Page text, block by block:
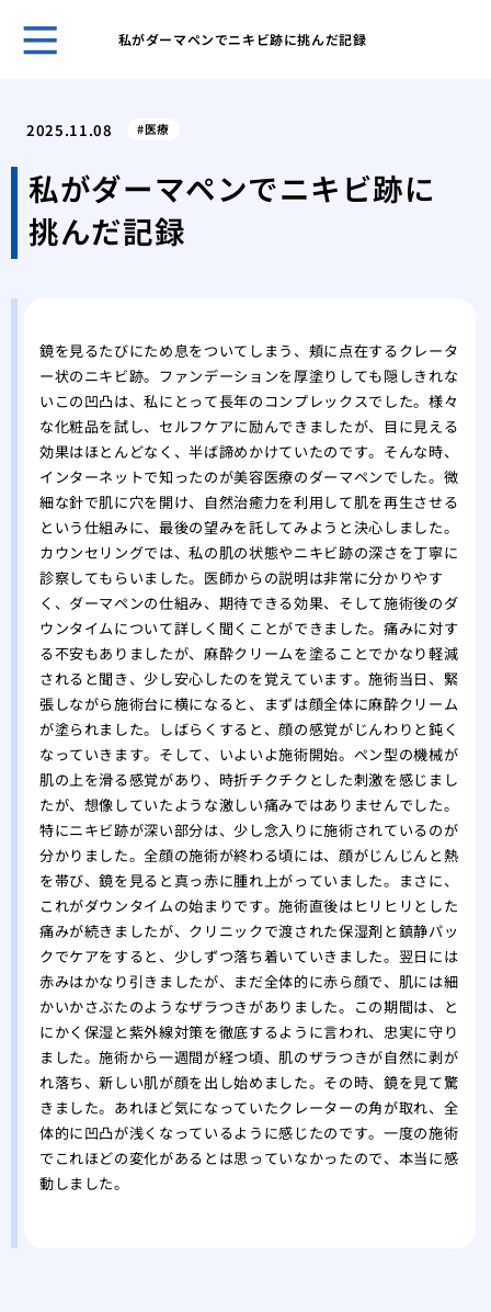
私がダーマペンでニキビ跡に挑んだ記録
の
肌
容
脱
のこ
2025.11.08 医療
私がダーマペンでニキビ跡に
挑んだ記録
鏡を見るたびにため息をついてしまう、頬に点在するクレータ
ー状のニキビ跡。ファンデーションを厚塗りしても隠しきれな
いこの凹凸は、私にとって長年のコンプレックスでした。様々
な化粧品を試し、セルフケアに励んできましたが、目に見える
効果はほとんどなく、半ば諦めかけていたのです。そんな時、
インターネットで知ったのが美容医療のダーマペンでした。微
細な針で肌に穴を開け、自然治癒力を利用して肌を再生させる
という仕組みに、最後の望みを託してみようと決心しました。
カウンセリングでは、私の肌の状態やニキビ跡の深さを丁寧に
診察してもらいました。医師からの説明は非常に分かりやす
く、ダーマペンの仕組み、期待できる効果、そして施術後のダ
ウンタイムについて詳しく聞くことができました。痛みに対す
る不安もありましたが、麻酔クリームを塗ることでかなり軽減
されると聞き、少し安心したのを覚えています。施術当日、緊
張しながら施術台に横になると、まずは顔全体に麻酔クリーム
が塗られました。しばらくすると、顔の感覚がじんわりと鈍く
なっていきます。そして、いよいよ施術開始。ペン型の機械が
肌の上を滑る感覚があり、時折チクチクとした刺激を感じまし
たが、想像していたような激しい痛みではありませんでした。
特にニキビ跡が深い部分は、少し念入りに施術されているのが
分かりました。全顔の施術が終わる頃には、顔がじんじんと熱
を帯び、鏡を見ると真っ赤に腫れ上がっていました。まさに、
これがダウンタイムの始まりです。施術直後はヒリヒリとした
痛みが続きましたが、クリニックで渡された保湿剤と鎮静パッ
クでケアをすると、少しずつ落ち着いていきました。翌日には
赤みはかなり引きましたが、まだ全体的に赤ら顔で、肌には細
かいかさぶたのようなザラつきがありました。この期間は、と
にかく保湿と紫外線対策を徹底するように言われ、忠実に守り
ました。施術から一週間が経つ頃、肌のザラつきが自然に剥が
れ落ち、新しい肌が顔を出し始めました。その時、鏡を見て驚
きました。あれほど気になっていたクレーターの角が取れ、全
体的に凹凸が浅くなっているように感じたのです。一度の施術
でこれほどの変化があるとは思っていなかったので、本当に感
動しました。